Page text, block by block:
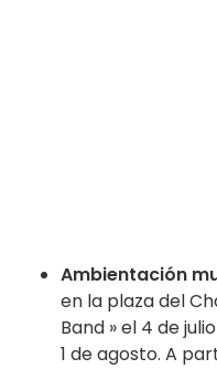
Ambientación
en la plaza del
Band » el 4 de
1 de agosto. A